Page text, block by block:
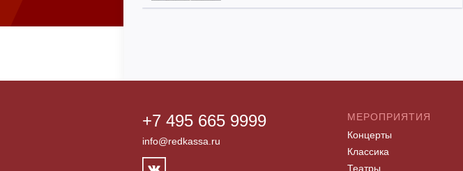
+7 495 665 9999
info@redkassa.ru
МЕРОПРИЯТИЯ
Концерты
Классика
Театры